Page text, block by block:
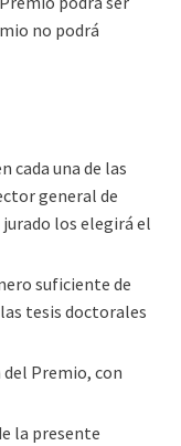
no podrá
cada una de las
general de
los elegirá el
suficiente de
tesis doctorales
del Premio, con
la presente